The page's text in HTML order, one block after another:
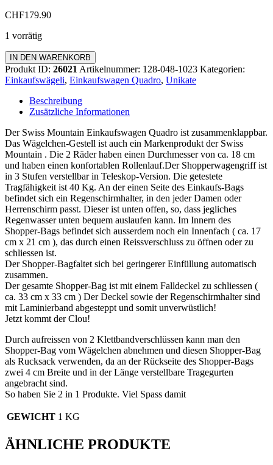
CHF179.90
1 vorrätig
Einkaufswagen
Quadro
Menge
IN DEN WARENKORB
Produkt ID: 26021 Artikelnummer: 128-048-1023 Kategorien:
Einkaufswägeli, Einkaufswagen Quadro, Unikate
Beschreibung
Zusätzliche Informationen
Der Swiss Mountain Einkaufswagen Quadro ist zusammenklappbar.
Das Wägelchen-Gestell ist auch ein Markenprodukt der Swiss
Mountain . Die 2 Räder haben einen Durchmesser von ca. 18 cm
und haben einen konfortablen Rollenlauf.Der Shopperwagengriff ist
in 3 Stufen verstellbar in Teleskop-Version. Die getestete
Tragfähigkeit ist 40 Kg. An der einen Seite des Einkaufs-Bags
befindet sich ein Regenschirmhalter, in den jeder Damen oder
Herrenschirm passt. Dieser ist unten offen, so, dass jegliches
Regenwasser unten bequem auslaufen kann. Im Innern des
Shopper-Bags befindet sich ausserdem noch ein Innenfach ( ca. 17
cm x 21 cm ), das durch einen Reissverschluss zu öffnen oder zu
schliessen ist.
Der Shopper-Bagfaltet sich bei geringerer Einfüllung automatisch
zusammen.
Der gesamte Shopper-Bag ist mit einem Falldeckel zu schliessen (
ca. 33 cm x 33 cm ) Der Deckel sowie der Regenschirmhalter sind
mit Laminierband abgesteppt und somit unverwüstlich!
Jetzt kommt der Clou!
Durch aufreissen von 2 Klettbandverschlüssen kann man den
Shopper-Bag vom Wägelchen abnehmen und diesen Shopper-Bag
als Rucksack verwenden, da an der Rückseite des Shopper-Bags
zwei 4 cm Breite und in der Länge verstellbare Tragegurten
angebracht sind.
So haben Sie 2 in 1 Produkte. Viel Spass damit
GEWICHT 1 KG
ÄHNLICHE PRODUKTE